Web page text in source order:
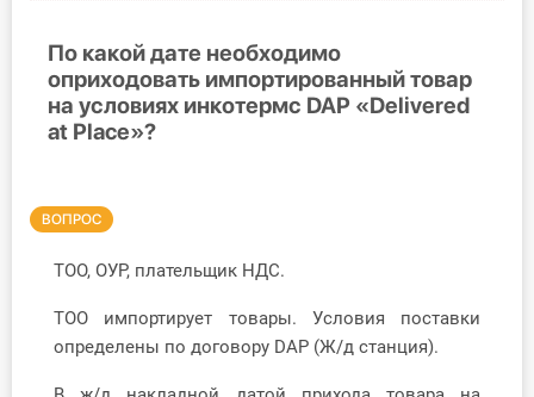
Библиотека бухгалтера
Инструменты
Участник ВЭД
Практика ИП
По какой дате необходимо
оприходовать импортированный товар
на условиях инкотермс DAP «Delivered
at Place»?
ВОПРОС
ТОО, ОУР, плательщик НДС.
ТОО импортирует товары. Условия поставки
определены по договору DAP (Ж/д станция).